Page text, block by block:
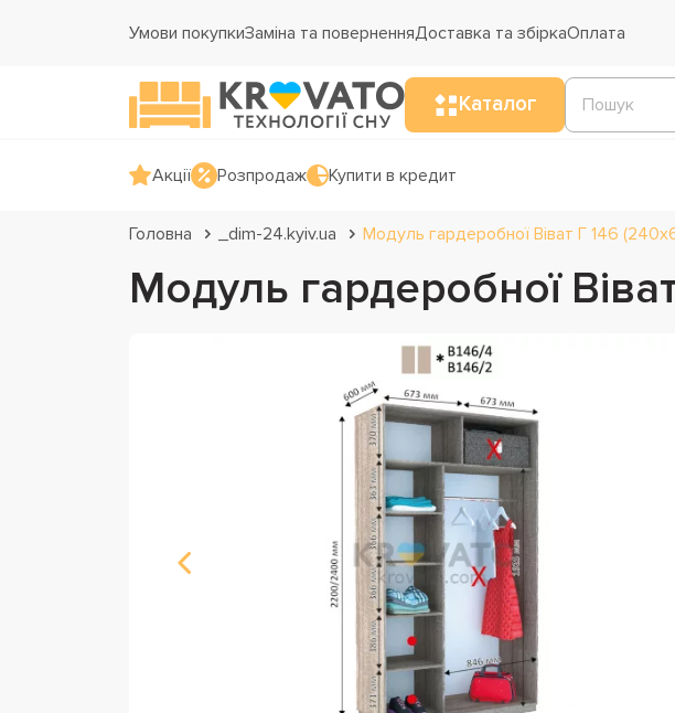
Умови покупкиЗаміна та поверненняДоставка та збіркаОплата
Каталог
Акції Розпродаж Купити в кредит
Головна _dim-24.kyiv.ua Модуль гардеробної Віват Г 146
Модуль гардеробної